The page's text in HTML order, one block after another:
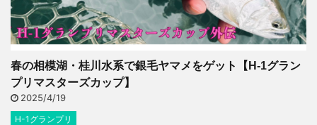
春の相模湖・桂川水系で銀毛ヤマメをゲット【H-1グラン
プリマスターズカップ】
2025/4/19
H-1グランプリ